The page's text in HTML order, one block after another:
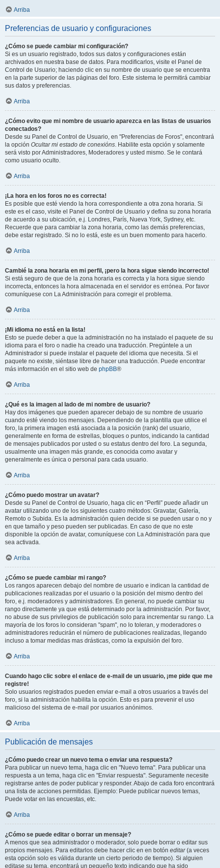
Arriba
Preferencias de usuario y configuraciones
¿Cómo se puede cambiar mi configuración?
Si es un usuario registrado, todos sus datos y configuraciones están
archivados en nuestra base de datos. Para modificarlos, visite el Panel de
Control de Usuario; haciendo clic en su nombre de usuario que se encuentra
en la parte superior de las páginas del foro. Este sistema le permitirá cambiar
sus datos y preferencias.
Arriba
¿Cómo evito que mi nombre de usuario aparezca en las listas de usuarios
conectados?
Desde su Panel de Control de Usuario, en "Preferencias de Foros", encontrará
la opción Ocultar mi estado de conexións. Habilite esta opción y solamente
será visto por Administradores, Moderadores y usted mismo. Se le contará
como usuario oculto.
Arriba
¡La hora en los foros no es correcta!
Es posible que esté viendo la hora correspondiente a otra zona horaria. Si
este es el caso, visite el Panel de Control de Usuario y defina su zona horaria
de acuerdo a su ubicación, e.j. Londres, París, Nueva York, Sydney, etc.
Recuerde que para cambiar la zona horaria, como las demás preferencias,
debe estar registrado. Si no lo está, este es un buen momento para hacerlo.
Arriba
Cambié la zona horaria en mi perfil, ¡pero la hora sigue siendo incorrecto!
Si está seguro de que de la zona horaria es correcta y la hora sigue siendo
incorrecta, entonces la hora almacenada en el servidor es errónea. Por favor
comuníquese con La Administración para corregir el problema.
Arriba
¡Mi idioma no está en la lista!
Esto se puede deber a que la administración no ha instalado el paquete de su
idioma para el foro o nadie ha creado una traducción. Pregúntele a un
Administrador si puede instalar el paquete del idioma que necesita. Si el
paquete no existe, siéntase libre de hacer una traducción. Puede encontrar
más información en el sitio web de phpBB®
Arriba
¿Qué es la imagen al lado de mi nombre de usuario?
Hay dos imágenes que pueden aparecer debajo de su nombre de usuario
cuando esté viendo los mensajes. Dependiendo de la plantilla que utilice el
foro, la primera imagen está asociada a la posición (rank) del usuario,
generalmente en forma de estrellas, bloques o puntos, indicando la cantidad
de mensajes publicados por usted o su estatus dentro del foro. La segunda,
usualmente una imagen más grande, es conocida como avatar y
generalmente es única o personal para cada usuario.
Arriba
¿Cómo puedo mostrar un avatar?
Desde su Panel de Control de Usuario, haga clic en “Perfil” puede añadir un
avatar utilizando uno de los siguientes cuatro métodos: Gravatar, Galería,
Remoto o Subida. Es la administración quien decide si se pueden usar o no y
en que tamaño y peso pueden ser publicadas. En caso de que no este
disponible la opción de avatar, comuníquese con La Administración para que
sea activada.
Arriba
¿Cómo se puede cambiar mi rango?
Los rangos aparecen debajo del nombre de usuario e indican la cantidad de
publicaciones realizadas por el usuario o la posición del mismo dentro del
foro, e.j. moderadores y administradores. En general, no puede cambiar su
rango directamente ya que está determinado por la administración. Por favor,
no abuse de sus privilegios de publicación solo para incrementar su rango. La
mayoría de los foros lo consideran "spam", no lo toleran, y moderadores o
administradores reducirán el número de publicaciones realizadas, llegando
incluso a tomar medidas mas drásticas, como la expulsión del foro.
Arriba
Cuando hago clic sobre el enlace de e-mail de un usuario, ¡me pide que me
registre!
Solo usuarios registrados pueden enviar e-mail a otros usuarios a través del
foro, si la administración habilita la opción. Esto es para prevenir el uso
malicioso del sistema de e-mail por usuarios anónimos.
Arriba
Publicación de mensajes
¿Cómo puedo crear un nuevo tema o enviar una respuesta?
Para publicar un nuevo tema, haga clic en "Nuevo tema". Para publicar una
respuesta a un tema, haga clic en "Enviar respuesta". Seguramente necesite
registrarse antes de poder publicar y responder. Abajo de cada foro encontrará
una lista de acciones permitidas. Ejemplo: Puede publicar nuevos temas,
Puede votar en las encuestas, etc.
Arriba
¿Cómo se puede editar o borrar un mensaje?
A menos que sea administrador o moderador, solo puede borrar o editar sus
propios mensajes. Para editarlos debe hacer clic en en botón editar(a veces
esta opción solo es válida durante un cierto periodo de tiempo). Si alguien
editase su tema, encontrará un pequeño texto indicando que ha sido